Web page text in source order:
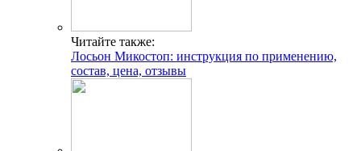
Читайте также:
Лосьон Микостоп: инструкция по применению,
состав, цена, отзывы